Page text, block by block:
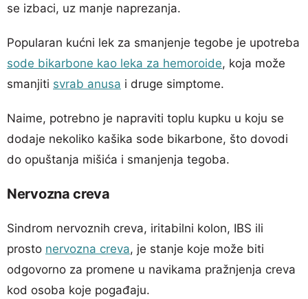
se izbaci, uz manje naprezanja.
Popularan kućni lek za smanjenje tegobe je upotreba
sode bikarbone kao leka za hemoroide, koja može
smanjiti svrab anusa i druge simptome.
Naime, potrebno je napraviti toplu kupku u koju se
dodaje nekoliko kašika sode bikarbone, što dovodi
do opuštanja mišića i smanjenja tegoba.
Nervozna creva
Sindrom nervoznih creva, iritabilni kolon, IBS ili
prosto nervozna creva, je stanje koje može biti
odgovorno za promene u navikama pražnjenja creva
kod osoba koje pogađaju.